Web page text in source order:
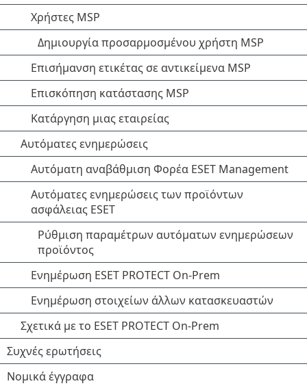
Χρήστες MSP
Δημιουργία προσαρμοσμένου χρήστη MSP
Επισήμανση ετικέτας σε αντικείμενα MSP
Επισκόπηση κατάστασης MSP
Κατάργηση μιας εταιρείας
Αυτόματες ενημερώσεις
Αυτόματη αναβάθμιση Φορέα ESET Management
Αυτόματες ενημερώσεις των προϊόντων
ασφάλειας ESET
Ρύθμιση παραμέτρων αυτόματων ενημερώσεων
προϊόντος
Ενημέρωση ESET PROTECT On-Prem
Ενημέρωση στοιχείων άλλων κατασκευαστών
Σχετικά με το ESET PROTECT On-Prem
Συχνές ερωτήσεις
Νομικά έγγραφα